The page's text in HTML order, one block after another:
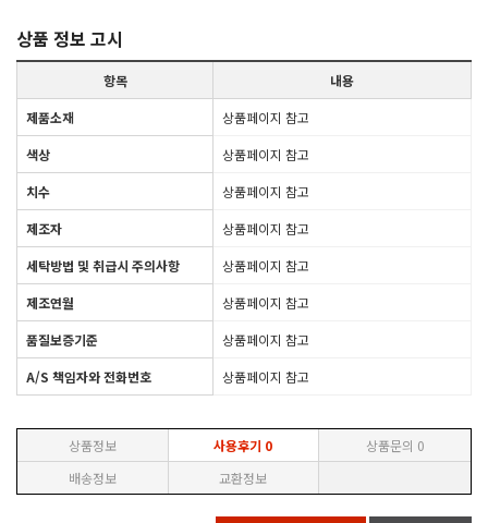
상품 정보 고시
항목
내용
제품소재
상품페이지 참고
색상
상품페이지 참고
치수
상품페이지 참고
제조자
상품페이지 참고
세탁방법 및 취급시 주의사항
상품페이지 참고
제조연월
상품페이지 참고
품질보증기준
상품페이지 참고
A/S 책임자와 전화번호
상품페이지 참고
상품정보 사용후기 0 상품문의 0
배송정보
교환정보